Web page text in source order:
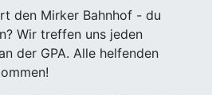
den Mirker Bahnhof - du
Wir treffen uns jeden
der GPA. Alle helfenden